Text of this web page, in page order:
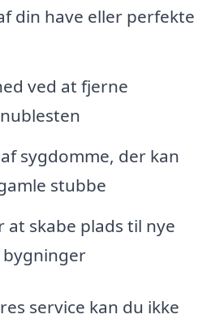
din have eller perfekte
ved at fjerne
sygdomme, der kan
stubbe
at skabe plads til nye
service kan du ikke